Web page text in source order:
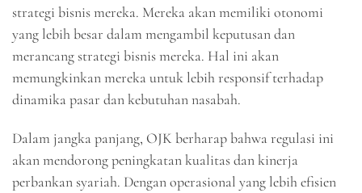
strategi bisnis mereka. Mereka akan memiliki otonomi
yang lebih besar dalam mengambil keputusan dan
merancang strategi bisnis mereka. Hal ini akan
memungkinkan mereka untuk lebih responsif terhadap
dinamika pasar dan kebutuhan nasabah.
Dalam jangka panjang, OJK berharap bahwa regulasi ini
akan mendorong peningkatan kualitas dan kinerja
perbankan syariah. Dengan operasional yang lebih efisien